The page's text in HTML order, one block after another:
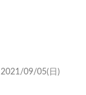
2021/09/05(日)